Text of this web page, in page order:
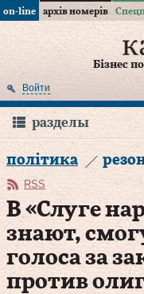
on-line архів номерів
Бізнес
Войти
разделы
політика
RSS
В «Слуге
знают,
голоса за
против